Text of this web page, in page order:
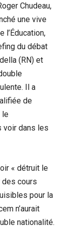
‌Chudeau,
une vive
l’Éducation,
du débat
(RN) et
Il a
de
le
voir dans les
« détruit ‌le
des cours
pour la
n’aurait
nationalité.